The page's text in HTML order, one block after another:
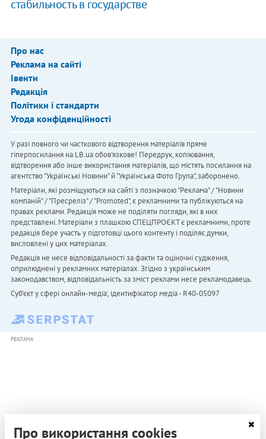
стабильность в государстве
Про нас
Реклама на сайті
Івенти
Редакція
Політики і стандарти
Угода конфіденційності
У разі повного чи часткового відтворення матеріалів пряме
гіперпосилання на LB.ua обов'язкове! Передрук, копіювання,
відтворення або інше використання матеріалів, що містять посилання на
агентство "Українськi Новини" й "Українська Фото Група", заборонено.
Матеріали, які розміщуються на сайті з позначкою "Реклама" / "Новини
компаній" / "Пресреліз" / "Promoted", є рекламними та публікуються на
правах реклами. Редакція може не поділяти погляди, які в них
представлені. Матеріали з плашкою СПЕЦПРОЄКТ є рекламними, проте
редакція бере участь у підготовці цього контенту і поділяє думки,
висловлені у цих матеріалах.
Редакція не несе відповідальності за факти та оціночні судження,
оприлюднені у рекламних матеріалах. Згідно з українським
законодавством, відповідальність за зміст реклами несе рекламодавець.
Cуб'єкт у сфері онлайн-медіа; ідентифікатор медіа - R40-05097
РЕКЛАМА
Про використання cookies